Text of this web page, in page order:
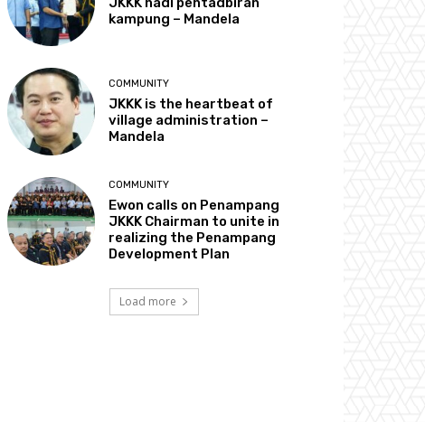
kampung – Mandela
COMMUNITY
JKKK is the heartbeat of
village administration –
Mandela
COMMUNITY
Ewon calls on Penampang
JKKK Chairman to unite in
realizing the Penampang
Development Plan
Load more